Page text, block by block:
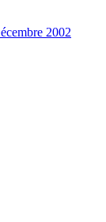
2002